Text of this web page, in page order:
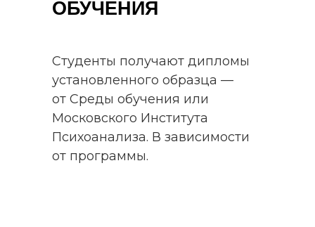
ОБУЧЕНИЯ
Студенты получают дипломы
установленного образца —
от Среды обучения или
Московского Института
Психоанализа. В зависимости
от программы.